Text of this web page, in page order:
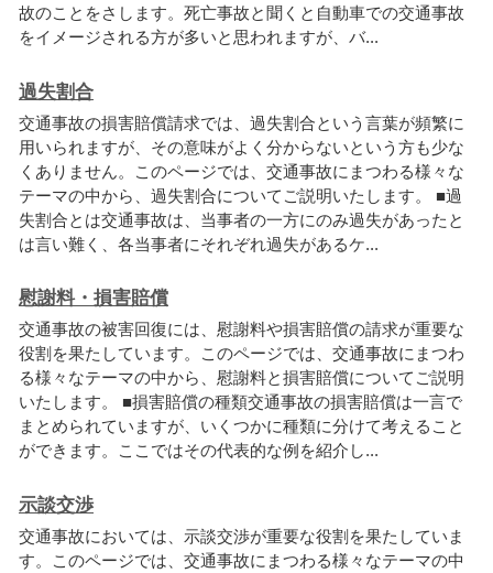
故のこ と をさ し ます。 死亡事故と 聞 く と 自動車での交通事故
をイ メ ージされる方が多いと思われますが、 バ...
過失割合
交通事故の損害賠償請求では 過失割合と いう 言葉が頻繁に
用いられますが その意味がよ く 分からないと いう 方も少な
く あ り ません。 こ のページでは 交通事故に まつわる様 々 な
テーマの中から 過失割合について ご説明いた し ます。 ■過
失割合と は交通事故は 当事者の一方にのみ過失があった と
は言い難 く 各当事者にそれぞれ過失があるケ...
慰謝料・損害賠償
交通事故の被害回復には、 慰謝料や損害賠償の請求が重要な
役割 を果た してい ます。 このページでは、 交通事故に まつわ
る様 々 なテーマの中から 、 慰謝料と損害賠償について ご説明
いた し ます。 ■損害賠償の種類交通事故の損害賠償は一言で
ま とめられてい ますが、 い く つかに種類に分けて考え る こ と
ができ ます。 こ こ ではその代表的な例 を紹介 し...
示談交渉
交通事故においては 示談交渉が重要な役割 を果た してい ま
す。 こ のページでは 交通事故に まつわる様 々 なテーマの中